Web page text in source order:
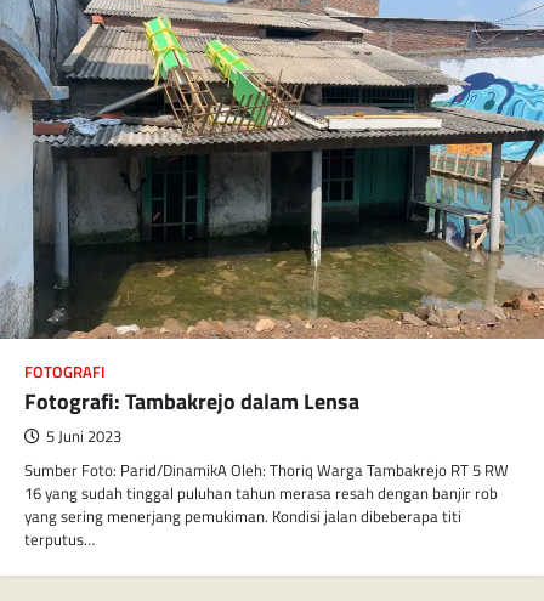
FOTOGRAFI
Fotografi: Tambakrejo dalam Lensa
5 Juni 2023
Sumber Foto: Parid/DinamikA Oleh: Thoriq Warga Tambakrejo RT 5 RW
16 yang sudah tinggal puluhan tahun merasa resah dengan banjir rob
yang sering menerjang pemukiman. Kondisi jalan dibeberapa titi
terputus…